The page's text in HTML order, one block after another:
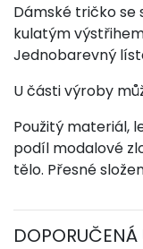
Dámské tričko se
kulatým
Jednobarevný
U části výroby
Použitý materiál,
podíl modalové
tělo. Přesné
DOPORUČENÁ